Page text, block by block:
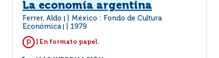
La economía argentina
Ferrer, Aldo
México : Fondo de Cultura
Económica
1979
| En formato papel.